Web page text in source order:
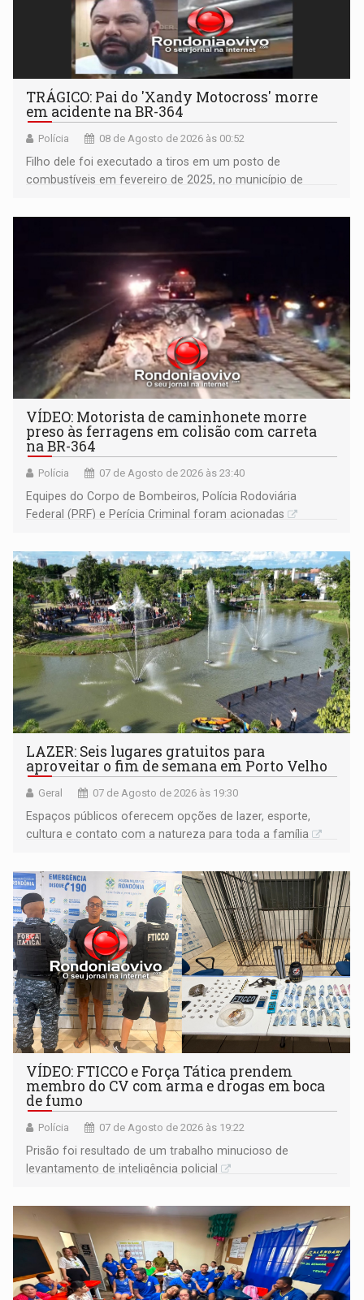
TRÁGICO: Pai do 'Xandy Motocross' morre
em acidente na BR-364
Polícia 08 de Agosto de 2026 às 00:52
Filho dele foi executado a tiros em um posto de
combustíveis em fevereiro de 2025, no município de
VÍDEO: Motorista de caminhonete morre
preso às ferragens em colisão com carreta
na BR-364
Polícia 07 de Agosto de 2026 às 23:40
Equipes do Corpo de Bombeiros, Polícia Rodoviária
Federal (PRF) e Perícia Criminal foram acionadas
LAZER: Seis lugares gratuitos para
aproveitar o fim de semana em Porto Velho
Geral 07 de Agosto de 2026 às 19:30
Espaços públicos oferecem opções de lazer, esporte,
cultura e contato com a natureza para toda a família
VÍDEO: FTICCO e Força Tática prendem
membro do CV com arma e drogas em boca
de fumo
Polícia 07 de Agosto de 2026 às 19:22
Prisão foi resultado de um trabalho minucioso de
levantamento de inteligência policial